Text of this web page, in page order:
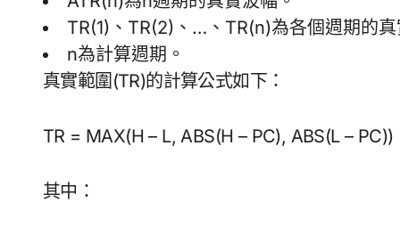
TR(1)、TR(2)、…、TR(n)為各個週期的真
n為計算週期。
真實範圍(TR)的計算公式如下：
TR = MAX(H – L, ABS(H – PC), ABS(L – PC))
其中：